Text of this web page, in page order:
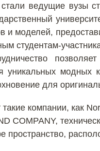
ведущие вузы
и моделей,
студентам-
уникальных модных
для
компании, как
COMPANY,
пространство,